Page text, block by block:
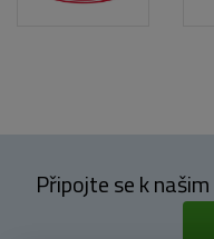
Připojte se k našim